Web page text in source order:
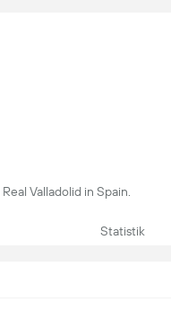
Valladolid in Spain.
Statistik